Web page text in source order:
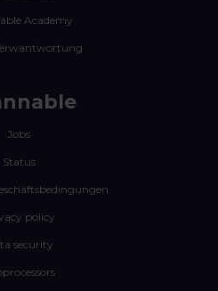
Academy
Jobs
Status
policy
security